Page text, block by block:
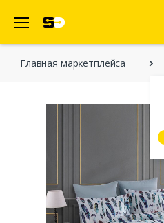
Главная марĸетплейса